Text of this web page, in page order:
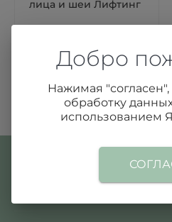
лица и шеи Лифтинг
В КОРЗИНУ
Добро
Нажимая
обработку
использованием